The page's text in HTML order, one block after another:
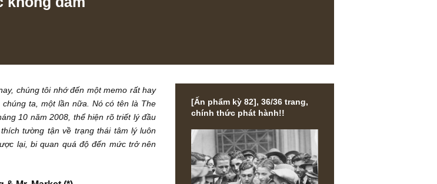
không dám
hiện nay, chúng tôi nhớ đến một memo rất hay
của chúng ta, một lần nữa. Nó có tên là The
hành tháng 10 năm 2008, thể hiện rõ triết lý đầu
[Ấn phẩm kỳ 82], 36/36 trang,
chính thức phát hành!!